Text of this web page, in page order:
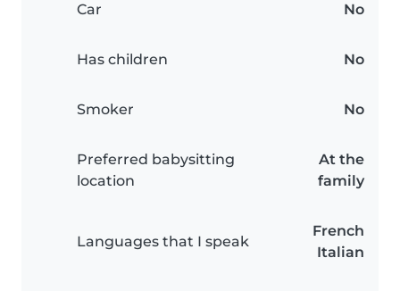
Car No
Has children No
Smoker No
Preferred babysitting
location
At the
family
Languages that I speak
French
Italian